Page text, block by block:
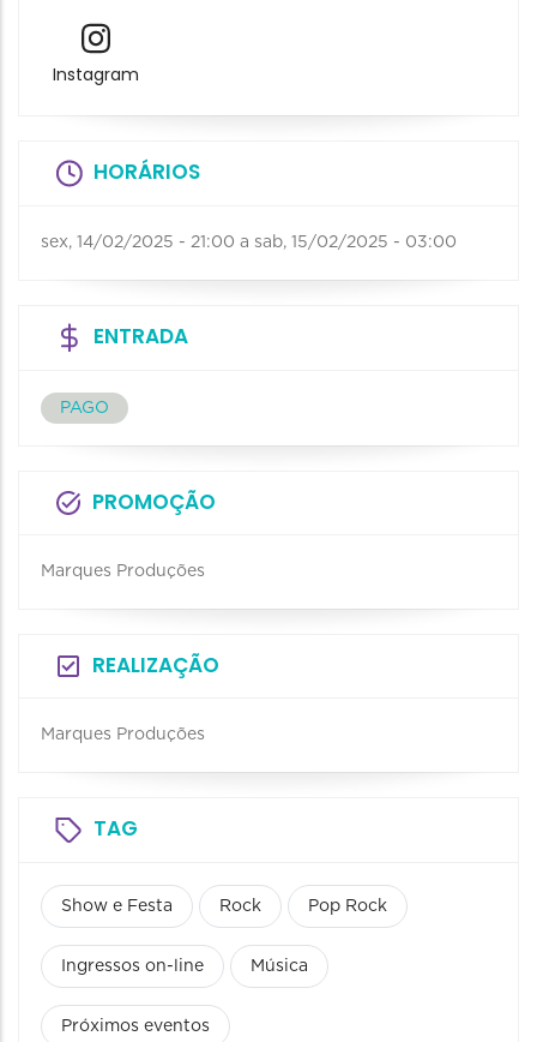
Instagram
HORÁRIOS
sex, 14/02/2025 - 21:00 a sab, 15/02/2025 - 03:00
ENTRADA
PAGO
PROMOÇÃO
Marques Produções
REALIZAÇÃO
Marques Produções
TAG
Show e Festa Rock Pop Rock
Ingressos on-line Música
Próximos eventos